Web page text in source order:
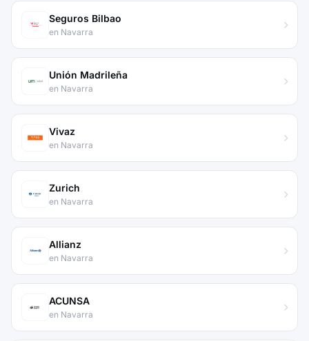
Seguros Bilbao
en Navarra
Unión Madrileña
en Navarra
Vivaz
en Navarra
Zurich
en Navarra
Allianz
en Navarra
ACUNSA
en Navarra